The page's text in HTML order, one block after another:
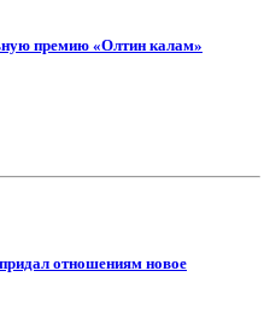
премию «Олтин калам»
отношениям новое